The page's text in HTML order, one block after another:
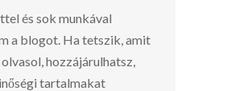
és sok munkával
a blogot. Ha tetszik, amit
hozzájárulhatsz,
tartalmakat